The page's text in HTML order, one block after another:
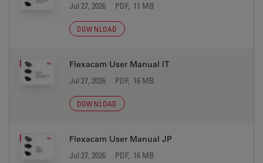
Jul 27, 2026 PDF, 11 MB
DOWNLOAD
Flexacam User Manual IT
Jul 27, 2026 PDF, 16 MB
DOWNLOAD
Flexacam User Manual JP
Jul 27, 2026 PDF, 16 MB